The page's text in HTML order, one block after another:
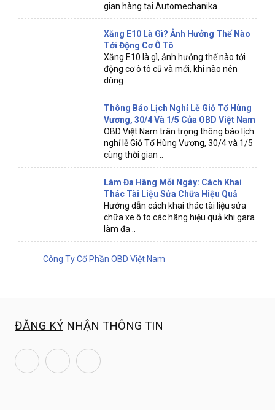
gian hàng tại Automechanika ..
Xăng E10 Là Gì? Ảnh Hưởng Thế Nào
Tới Động Cơ Ô Tô
Xăng E10 là gì, ảnh hưởng thế nào tới
động cơ ô tô cũ và mới, khi nào nên
dùng ..
Thông Báo Lịch Nghỉ Lễ Giỗ Tổ Hùng
Vương, 30/4 Và 1/5 Của OBD Việt Nam
OBD Việt Nam trân trọng thông báo lịch
nghỉ lễ Giỗ Tổ Hùng Vương, 30/4 và 1/5
cùng thời gian ..
Làm Đa Hãng Mỗi Ngày: Cách Khai
Thác Tài Liệu Sửa Chữa Hiệu Quả
Hướng dẫn cách khai thác tài liệu sửa
chữa xe ô to các hãng hiệu quả khi gara
làm đa ..
Công Ty Cổ Phần OBD Việt Nam
ĐĂNG KÝ NHẬN THÔNG TIN